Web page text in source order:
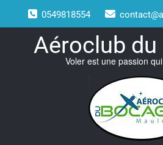
content
0549818554
Aéroclub du
Voler est une passion